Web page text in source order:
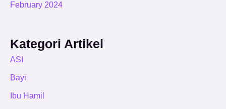
February 2024
Kategori Artikel
ASI
Bayi
Ibu Hamil